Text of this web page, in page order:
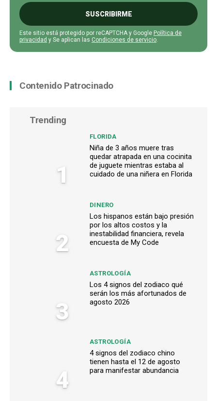
SUSCRIBIRME
Este sitio está protegido por reCAPTCHA y Google Política de
privacidad y Se aplican las Condiciones de servicio.
Contenido Patrocinado
Trending
1
FLORIDA
Niña de 3 años muere tras
quedar atrapada en una cocinita
de juguete mientras estaba al
cuidado de una niñera en Florida
2
DINERO
Los hispanos están bajo presión
por los altos costos y la
inestabilidad financiera, revela
encuesta de My Code
3
ASTROLOGÍA
Los 4 signos del zodiaco qué
serán los más afortunados de
agosto 2026
4
ASTROLOGÍA
4 signos del zodiaco chino
tienen hasta el 12 de agosto
para manifestar abundancia